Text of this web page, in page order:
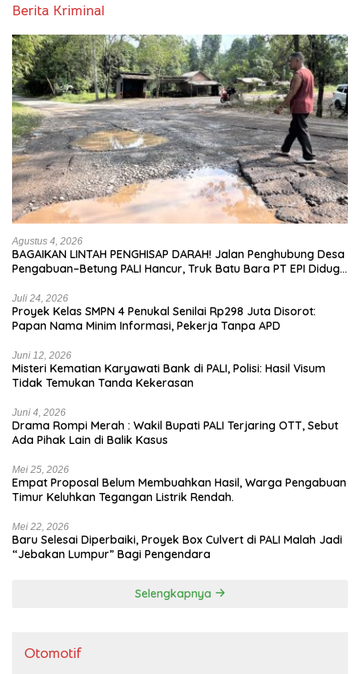
Berita Kriminal
Agustus 4, 2026
BAGAIKAN LINTAH PENGHISAP DARAH! Jalan Penghubung Desa
Pengabuan–Betung PALI Hancur, Truk Batu Bara PT EPI Diduga
Juli 24, 2026
Proyek Kelas SMPN 4 Penukal Senilai Rp298 Juta Disorot:
Papan Nama Minim Informasi, Pekerja Tanpa APD
Juni 12, 2026
Misteri Kematian Karyawati Bank di PALI, Polisi: Hasil Visum
Tidak Temukan Tanda Kekerasan
Juni 4, 2026
Drama Rompi Merah : Wakil Bupati PALI Terjaring OTT, Sebut
Ada Pihak Lain di Balik Kasus
Mei 25, 2026
Empat Proposal Belum Membuahkan Hasil, Warga Pengabuan
Timur Keluhkan Tegangan Listrik Rendah.
Mei 22, 2026
Baru Selesai Diperbaiki, Proyek Box Culvert di PALI Malah Jadi
“Jebakan Lumpur” Bagi Pengendara
Selengkapnya
Otomotif